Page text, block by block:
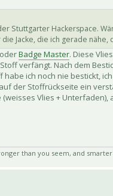
Stuttgarter Hackerspace.
die Jacke, die ich gerade
oderBadge Master. Diese
verfängt. Nach dem
ich noch nie bestickt,
der Stoffrückseite ein
Vlies +
than you seem, and